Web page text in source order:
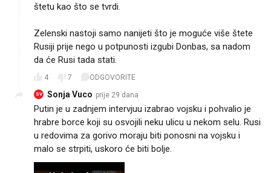
štetu kao što se tvrdi.
Zelenski nastoji samo nanijeti što je moguće više štete
Rusiji prije nego u potpunosti izgubi Donbas, sa nadom
da će Rusi tada stati.
4 7 ODGOVORITE
SV Sonja Vuco prije 29 dana
Putin je u zadnjem intervjuu izabrao vojsku i pohvalio je
hrabre borce koji su osvojili neku ulicu u nekom selu. Rusi
u redovima za gorivo moraju biti ponosni na vojsku i